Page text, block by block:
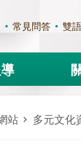
常見問答 雙
站 多元文化